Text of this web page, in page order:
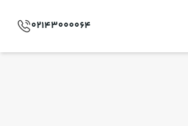
02143000064